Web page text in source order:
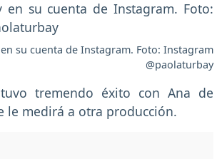
su cuenta de Instagram. Foto: Instagram
@paolaturbay
tremendo éxito con Ana de
le medirá a otra producción.